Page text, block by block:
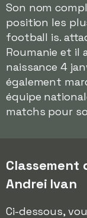
Son nom
position les
football is.
Roumanie et il
naissance 4
également
équipe
matchs pour
Classement
Andrei Ivan
Ci-dessous,